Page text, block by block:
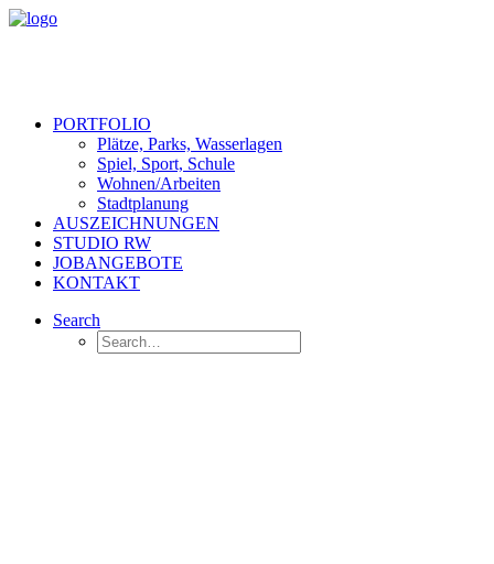
PORTFOLIO
Plätze, Parks, Wasserlagen
Spiel, Sport, Schule
Wohnen/Arbeiten
Stadtplanung
AUSZEICHNUNGEN
STUDIO RW
JOBANGEBOTE
KONTAKT
Search